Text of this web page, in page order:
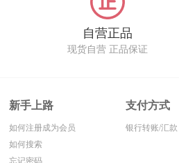
自营正品
现货自营 正品保证
新手上路
如何注册成为会员
如何搜索
忘记密码
支付方式
银行转账/汇款